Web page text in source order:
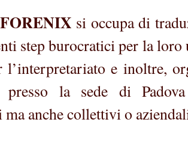
si occupa di
step burocratici per la
l’interpretariato e inoltre,
la sede di
anche collettivi o